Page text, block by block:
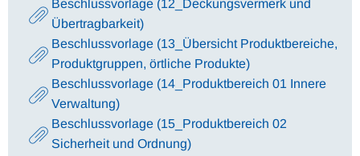
Beschlussvorlage (12_Deckungsvermerk und
Übertragbarkeit)
Beschlussvorlage (13_Übersicht Produktbereiche,
Produktgruppen, örtliche Produkte)
Beschlussvorlage (14_Produktbereich 01 Innere
Verwaltung)
Beschlussvorlage (15_Produktbereich 02
Sicherheit und Ordnung)